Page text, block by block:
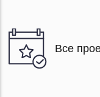
Все